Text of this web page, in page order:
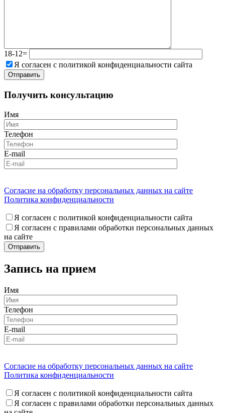
18-12=
Я согласен с политикой конфиденциальности сайта
Получить консультацию
Имя
Телефон
E-mail
Согласие на обработку персональных данных на сайте
Политика конфиденциальности
Я согласен с политикой конфиденциальности сайта
Я согласен с правилами обработки персональных данных
на сайте
Запись на прием
Имя
Телефон
E-mail
Согласие на обработку персональных данных на сайте
Политика конфиденциальности
Я согласен с политикой конфиденциальности сайта
Я согласен с правилами обработки персональных данных